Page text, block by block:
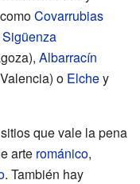
Covarrubias
Sigüenza
Albarracín
o Elchey
que vale la pena
arte románico,
. También hay